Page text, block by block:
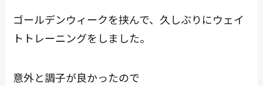
ゴールデンウィークを挟んで、久しぶりにウェイ
トトレーニングをしました。
意外と調子が良かったので